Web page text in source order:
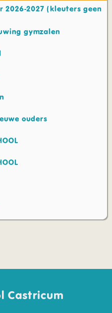
2027 (kleuters geen
gymzalen
ouders
Castricum